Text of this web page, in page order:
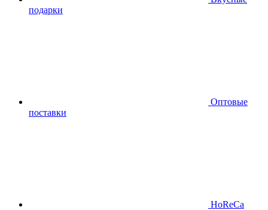
подарки
Оптовые
поставки
HoReCa